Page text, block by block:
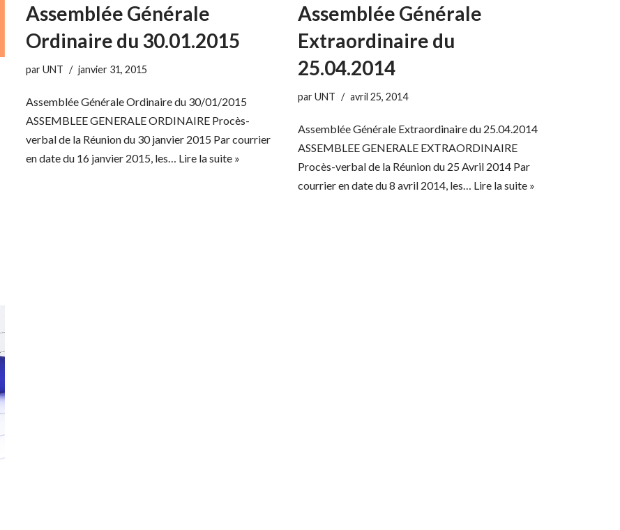
Assemblée Générale
Ordinaire du 30.01.2015
parUNT janvier 31, 2015
Assemblée Générale Ordinaire du 30/01/2015
ASSEMBLEE GENERALE ORDINAIRE Procès-
verbal de la Réunion du 30 janvier 2015 Par courrier
en date du 16 janvier 2015, les… Lire la suite »
Assemblée Générale
Extraordinaire du
25.04.2014
parUNT avril 25, 2014
Assemblée Générale Extraordinaire du 25.04.2014
ASSEMBLEE GENERALE EXTRAORDINAIRE
Procès-verbal de la Réunion du 25 Avril 2014 Par
courrier en date du 8 avril 2014, les… Lire la suite »